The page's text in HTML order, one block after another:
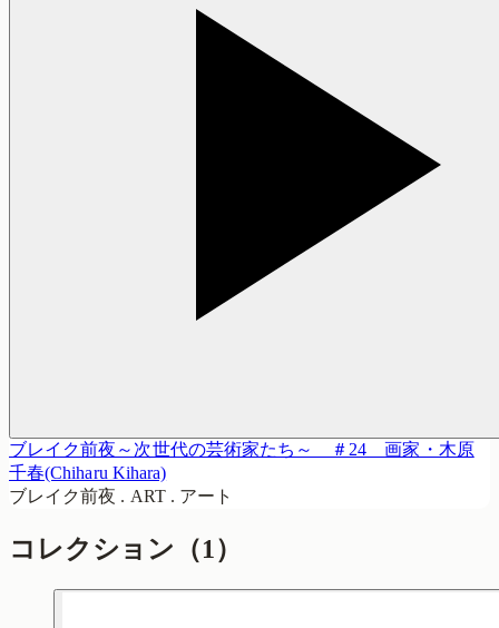
ブレイク前夜～次世代の芸術家たち～ ＃24 画家・木原
千春(Chiharu Kihara)
ブレイク前夜 . ART . アート
コレクション （1）